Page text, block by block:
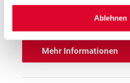
Ablehnen
1
Nur solange der Vorrat reicht.
Mehr Informationen